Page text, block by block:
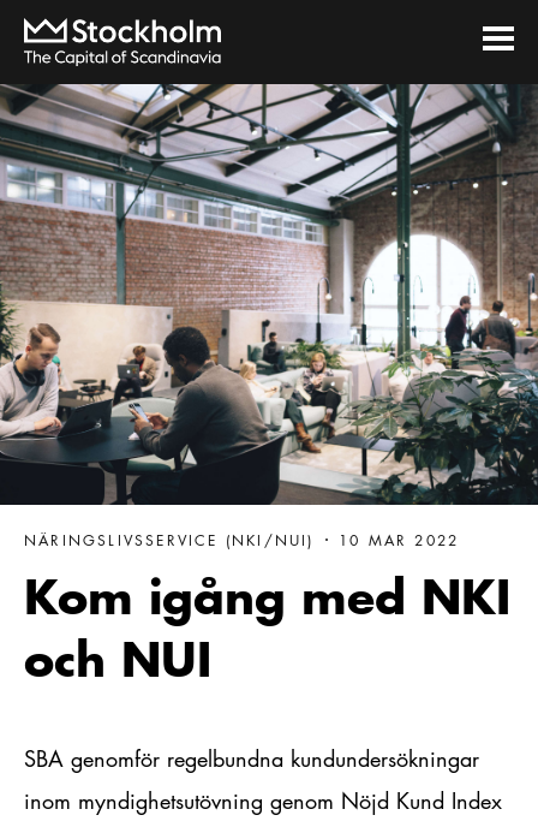
NÄRINGSLIVSSERVICE (NKI/NUI) 10 MAR 2022
Kom igång med NKI
och NUI
SBA genomför regelbundna kundundersökningar
inom myndighetsutövning genom Nöjd Kund Index